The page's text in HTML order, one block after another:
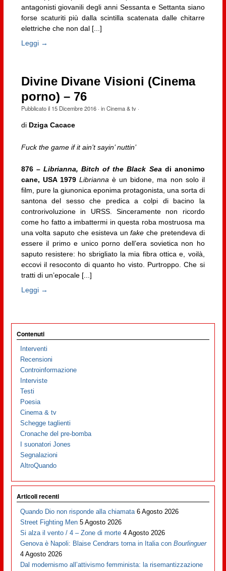
antagonisti giovanili degli anni Sessanta e Settanta siano
forse scaturiti più dalla scintilla scatenata dalle chitarre
elettriche che non dal [...]
Leggi →
Divine Divane Visioni (Cinema
porno) – 76
Pubblicato il 15 Dicembre 2016· inCinema & tv·
di Dziga Cacace
Fuck the game if it ain’t sayin’ nuttin’
876 – Librianna, Bitch of the Black Sea di anonimo
cane, USA 1979 Librianna è un bidone, ma non solo il
film, pure la giunonica eponima protagonista, una sorta di
santona del sesso che predica a colpi di bacino la
controrivoluzione in URSS. Sinceramente non ricordo
come ho fatto a imbattermi in questa roba mostruosa ma
una volta saputo che esisteva unfake che pretendeva di
essere il primo e unico porno dell’era sovietica non ho
saputo resistere: ho sbrigliato la mia fibra ottica e, voilà,
eccovi il resoconto di quanto ho visto. Purtroppo. Che si
tratti di un’epocale [...]
Leggi →
Contenuti
Interventi
Recensioni
Controinformazione
Interviste
Testi
Poesia
Cinema & tv
Schegge taglienti
Cronache del pre-bomba
I suonatori Jones
Segnalazioni
AltroQuando
Articoli recenti
Quando Dio non risponde alla chiamata 6 Agosto 2026
Street Fighting Men 5 Agosto 2026
Si alza il vento / 4 – Zone di morte 4 Agosto 2026
Genova è Napoli: Blaise Cendrars torna in Italia conBourlinguer
4 Agosto 2026
Dal modernismo all’attivismo femminista: la risemantizzazione